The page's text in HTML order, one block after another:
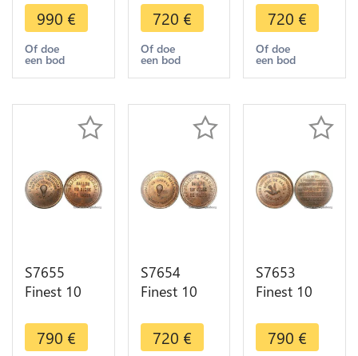
Balloon
Essai Siège
Paris
Bourbaki
MS66 GEM
990 €
Of doe
een bod
Balloon
Essai Siège
Paris
Gironde
MS64 GEM
720 €
Of doe
een bod
Balloon
Essai Siège
Paris Flor-
848 1870
GEM
720 €
Of doe
een bod
S7655
Finest 10
Balloon
Essai Siège
790 €
S7654
Finest 10
Balloon
Essai Siège
720 €
S7653
Finest 10
Balloon
Essai Siège
790 €